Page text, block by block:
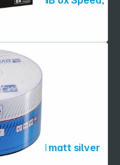
Rechte vorbehalten.